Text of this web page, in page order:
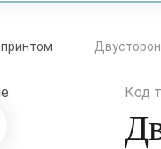
Код